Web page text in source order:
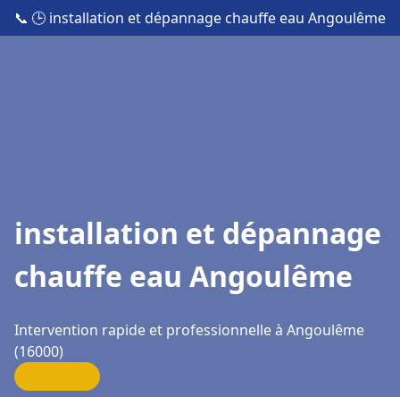
📞 🕒 installation et dépannage chauffe eau Angoulême
installation et dépannage
chauffe eau Angoulême
Intervention rapide et professionnelle à Angoulême
(16000)